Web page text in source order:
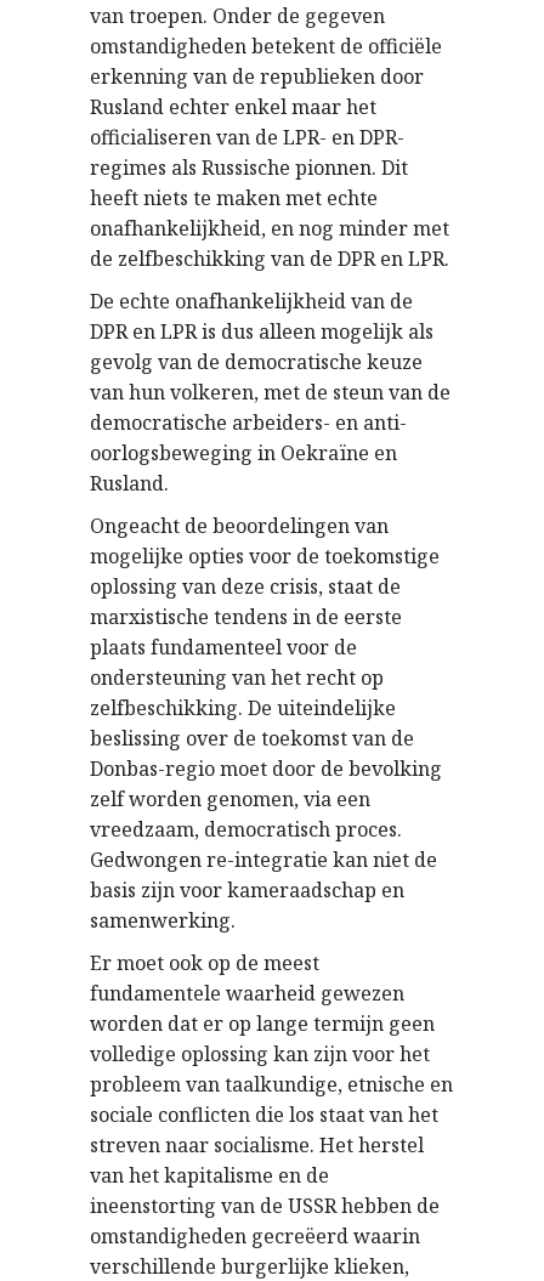
van troepen. Onder de gegeven
omstandigheden betekent de officiële
erkenning van de republieken door
Rusland echter enkel maar het
officialiseren ​​van de LPR- en DPR-
regimes als Russische pionnen. Dit
heeft niets te maken met echte
onafhankelijkheid, en nog minder met
de zelfbeschikking van de DPR en LPR.
De echte onafhankelijkheid van de
DPR en LPR is dus alleen mogelijk als
gevolg van de democratische keuze
van hun volkeren, met de steun van de
democratische arbeiders- en anti-
oorlogsbeweging in Oekraïne en
Rusland.
Ongeacht de beoordelingen van
mogelijke opties voor de toekomstige
oplossing van deze crisis, staat de
marxistische tendens in de eerste
plaats fundamenteel voor de
ondersteuning van het recht op
zelfbeschikking. De uiteindelijke
beslissing over de toekomst van de
Donbas-regio moet door de bevolking
zelf worden genomen, via een
vreedzaam, democratisch proces.
Gedwongen re-integratie kan niet de
basis zijn voor kameraadschap en
samenwerking.
Er moet ook op de meest
fundamentele waarheid gewezen
worden dat er op lange termijn geen
volledige oplossing kan zijn voor het
probleem van taalkundige, etnische en
sociale conflicten die los staat van het
streven naar socialisme. Het herstel
van het kapitalisme en de
ineenstorting van de USSR hebben de
omstandigheden gecreëerd waarin
verschillende burgerlijke klieken,